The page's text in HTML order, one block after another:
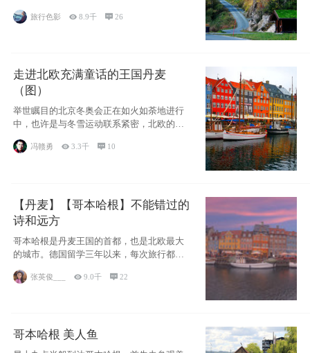
旅行色影 8.9千 26
走进北欧充满童话的王国丹麦
（图）
举世瞩目的北京冬奥会正在如火如荼地进行
中，也许是与冬雪运动联系紧密，北欧的一
些国家因
冯赣勇 3.3千  10
【丹麦】【哥本哈根】不能错过的
诗和远方
哥本哈根是丹麦王国的首都，也是北欧最大
的城市。德国留学三年以来，每次旅行都是
张英俊___ 9.0千 22
哥本哈根 美人鱼